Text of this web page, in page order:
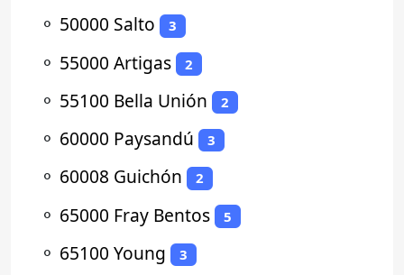
⚬ 50000 Salto 3
⚬ 55000 Artigas 2
⚬ 55100 Bella Unión 2
⚬ 60000 Paysandú 3
⚬ 60008 Guichón 2
⚬ 65000 Fray Bentos 5
⚬ 65100 Young 3